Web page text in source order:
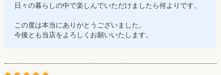
日々の暮らしの中で楽しんでいただけましたら何よりです。
この度は本当にありがとうございました。
今後とも当店をよろしくお願いいたします。